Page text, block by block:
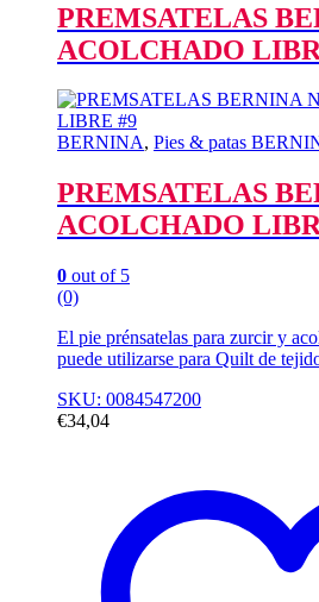
PREMSATELAS
ACOLCHADO
BERNINA, Pies & patas
PREMSATELAS
ACOLCHADO
0 out of 5
(0)
El pie prénsatelas para zurcir y
puede utilizarse para Quilt de
SKU: 0084547200
€34,04